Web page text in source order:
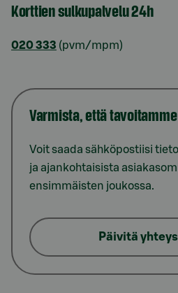
Korttien sulkupalvelu 24h
020 333 (pvm/mpm)
Varmista, että
Voit saada sähköpostiisi
ja ajankohtaisista
ensimmäisten joukossa.
Päivitä